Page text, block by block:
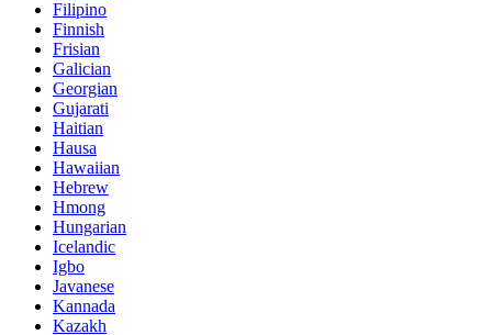
Filipino
Finnish
Frisian
Galician
Georgian
Gujarati
Haitian
Hausa
Hawaiian
Hebrew
Hmong
Hungarian
Icelandic
Igbo
Javanese
Kannada
Kazakh